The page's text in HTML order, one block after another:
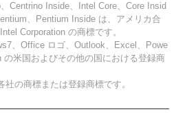
Centrino Inside、Intel Core、Core Insid
、Pentium Inside は、アメリカ合
Corporation の商標です。
、Office ロゴ、Outlook、Excel、Powe
米国およびその他の国における登録商
の商標または登録商標です。